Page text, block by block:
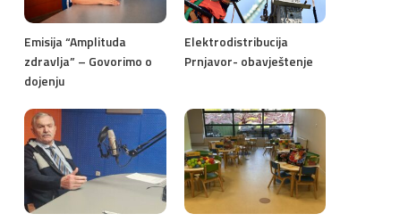
Emisija “Amplituda
zdravlja” – Govorimo o
dojenju
Elektrodistribucija
Prnjavor- obavještenje